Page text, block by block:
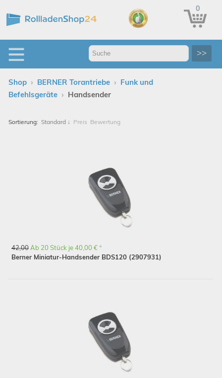
0
>>
Shop › BERNER Torantriebe › Funk und
Befehlsgeräte › Handsender
Sortierung: Standard ↓ Preis Bewertung
Berner Miniatur-Handsender BDS120 (2907931)
42,00Ab 20 Stück je 40,00 € *